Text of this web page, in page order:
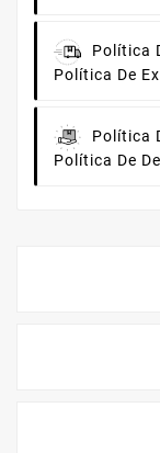
Política
Política De
Política
Política De